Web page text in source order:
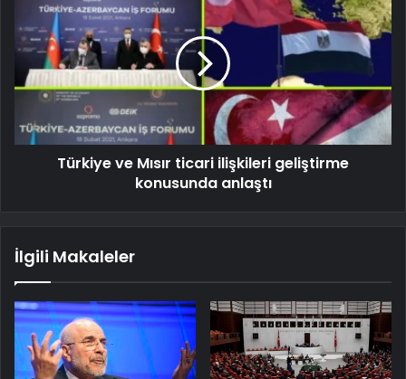
Türkiye ve Mısır ticari ilişkileri geliştirme
konusunda anlaştı
İlgili Makaleler